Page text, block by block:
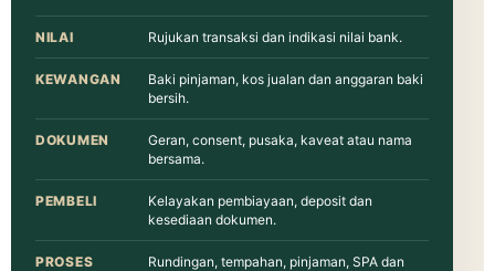
NILAI Rujukan transaksi dan indikasi nilai bank.
KEWANGAN
Baki pinjaman, kos jualan dan anggaran baki
bersih.
DOKUMEN
Geran, consent, pusaka, kaveat atau nama
bersama.
PEMBELI
Kelayakan pembiayaan, deposit dan
kesediaan dokumen.
PROSES
Rundingan, tempahan, pinjaman, SPA dan